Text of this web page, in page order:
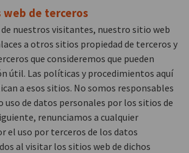
web de terceros
de nuestros visitantes, nuestro sitio web
a otros sitios propiedad de terceros y
que consideremos que pueden
útil. Las políticas y procedimientos aquí
a esos sitios. No somos responsables
uso de datos personales por los sitios de
renunciamos a cualquier
el uso por terceros de los datos
al visitar los sitios web de dichos